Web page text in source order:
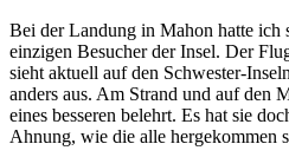
Bei der Landung in Mahon hatte ich
einzigen Besucher der Insel. Der
sieht aktuell auf den Schwester-
anders aus. Am Strand und auf den
eines besseren belehrt. Es hat sie
Ahnung, wie die alle hergekommen